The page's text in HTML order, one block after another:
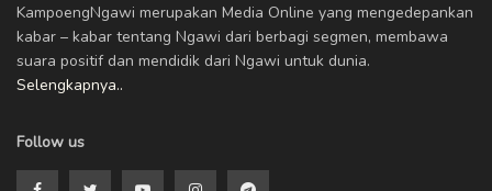
KampoengNgawi merupakan Media Online yang mengedepankan
kabar – kabar tentang Ngawi dari berbagi segmen, membawa
suara positif dan mendidik dari Ngawi untuk dunia.
Selengkapnya..
Follow us